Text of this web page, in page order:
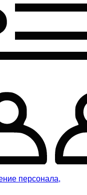
персонала,